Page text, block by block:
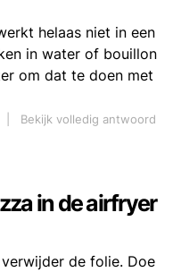
helaas niet in een
in water of bouillon
om dat te doen met
Bekijk volledig antwoord
in de airfryer
de folie. Doe